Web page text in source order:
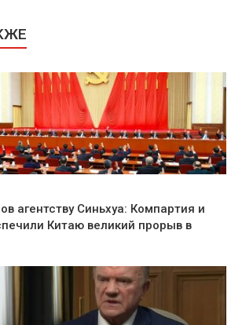
агентству Синьхуа: Компартия и
Китаю великий прорыв в